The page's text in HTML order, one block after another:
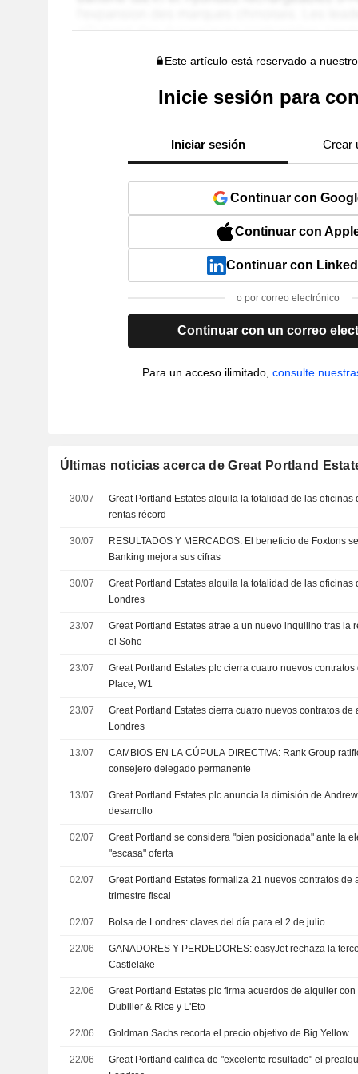
Este artículo está reservado a
Inicie sesión para
Iniciar sesión Crear
Continuar con
Continuar con
Continuar con
o por correo electrónico
Continuar con un correo
Para un acceso ilimitado, consulte
Últimas noticias acerca de Great Portland
30/07
Great Portland Estates alquila la totalidad de las oficinas
rentas récord
30/07
RESULTADOS Y MERCADOS: El beneficio de Foxtons
Banking mejora sus cifras
30/07
Great Portland Estates alquila la totalidad de las oficinas
Londres
23/07
Great Portland Estates atrae a un nuevo inquilino tras la
el Soho
23/07
Great Portland Estates plc cierra cuatro nuevos
Place, W1
23/07
Great Portland Estates cierra cuatro nuevos contratos
Londres
13/07
CAMBIOS EN LA CÚPULA DIRECTIVA: Rank Group
consejero delegado permanente
13/07
Great Portland Estates plc anuncia la dimisión de
desarrollo
02/07
Great Portland se considera "bien posicionada" ante la
"escasa" oferta
02/07
Great Portland Estates formaliza 21 nuevos contratos de
trimestre fiscal
02/07 Bolsa de Londres: claves del día para el 2 de julio
22/06
GANADORES Y PERDEDORES: easyJet rechaza la
Castlelake
22/06
Great Portland Estates plc firma acuerdos de alquiler
Dubilier & Rice y L'Eto
22/06 Goldman Sachs recorta el precio objetivo de Big Yellow
22/06
Great Portland califica de "excelente resultado" el